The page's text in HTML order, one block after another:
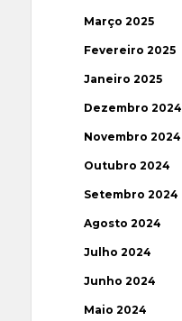
Março 2025
Fevereiro 2025
Janeiro 2025
Dezembro 2024
Novembro 2024
Outubro 2024
Setembro 2024
Agosto 2024
Julho 2024
Junho 2024
Maio 2024